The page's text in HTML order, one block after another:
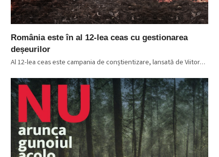
România este în al 12-lea ceas cu gestionarea
deșeurilor
Al 12-lea ceas este campania de conștientizare, lansată de Viitor…